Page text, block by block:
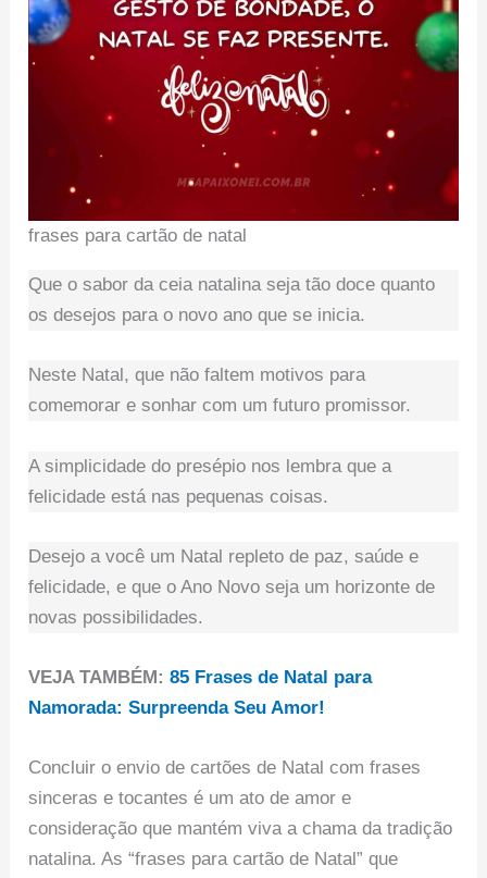
frases para cartão de natal
Que o sabor da ceia natalina seja tão doce quanto
os desejos para o novo ano que se inicia.
Neste Natal, que não faltem motivos para
comemorar e sonhar com um futuro promissor.
A simplicidade do presépio nos lembra que a
felicidade está nas pequenas coisas.
Desejo a você um Natal repleto de paz, saúde e
felicidade, e que o Ano Novo seja um horizonte de
novas possibilidades.
VEJA TAMBÉM:85 Frases de Natal para
Namorada: Surpreenda Seu Amor!
Concluir o envio de cartões de Natal com frases
sinceras e tocantes é um ato de amor e
consideração que mantém viva a chama da tradição
natalina. As “frases para cartão de Natal” que